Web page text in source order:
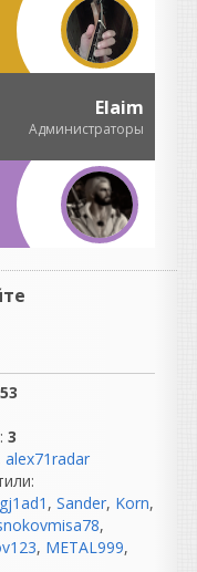
Elaim
Администраторы
3
alex71radar
, Sander, Korn,
,
, METAL999,